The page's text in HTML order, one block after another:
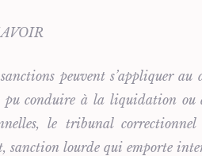
sanctions peuvent s’appliquer
pu conduire à la liquidation ou
le tribunal
sanction lourde qui emporte